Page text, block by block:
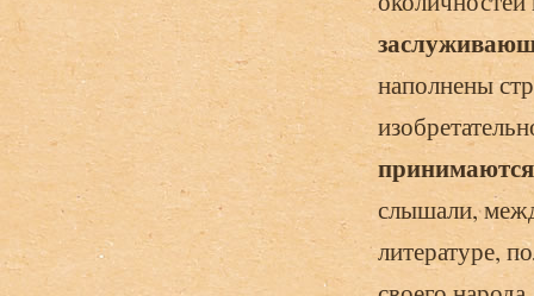
наполнены
слышали,
литературе,